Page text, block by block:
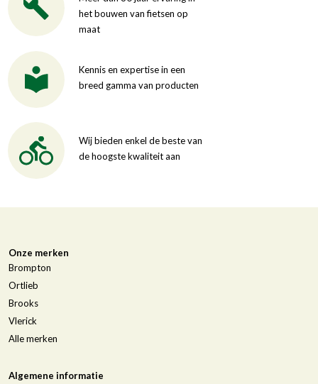
het bouwen van fietsen op
maat
Kennis en expertise in een
breed gamma van producten
Wij bieden enkel de beste van
de hoogste kwaliteit aan
Onze merken
Brompton
Ortlieb
Brooks
Vlerick
Alle merken
Algemene informatie